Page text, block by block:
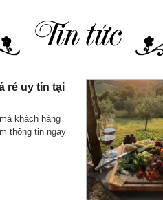
Tin tức
rẻ uy tín tại
khách hàng
thông tin ngay